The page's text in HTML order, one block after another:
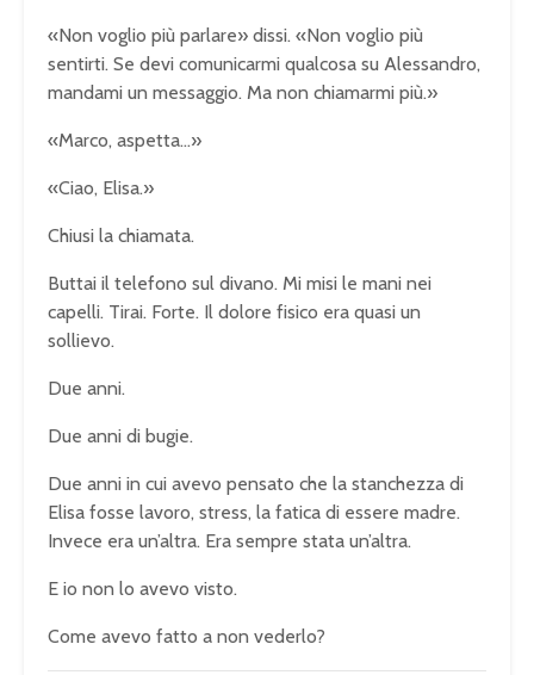
«Non voglio più parlare» dissi. «Non voglio più
sentirti. Se devi comunicarmi qualcosa su Alessandro,
mandami un messaggio. Ma non chiamarmi più.»
«Marco, aspetta…»
«Ciao, Elisa.»
Chiusi la chiamata.
Buttai il telefono sul divano. Mi misi le mani nei
capelli. Tirai. Forte. Il dolore fisico era quasi un
sollievo.
Due anni.
Due anni di bugie.
Due anni in cui avevo pensato che la stanchezza di
Elisa fosse lavoro, stress, la fatica di essere madre.
Invece era un’altra. Era sempre stata un’altra.
E io non lo avevo visto.
Come avevo fatto a non vederlo?